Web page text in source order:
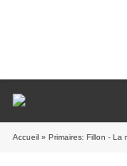
Accueil » Primaires: Fillon - La